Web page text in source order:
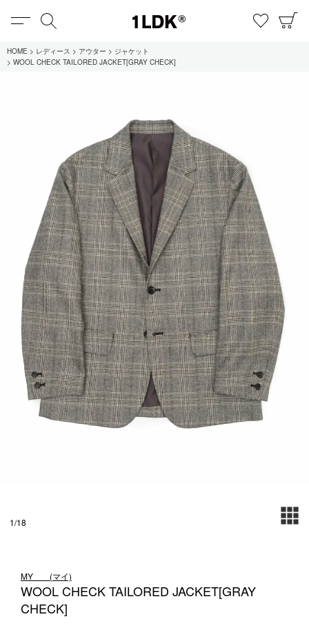
MENU お気に
全てのアイテム
限定
セール
全てのブランド
UNIVERSAL PRODUCTS.
EVCON
MY___
1LDK STAND
SEARCH
HOME レディース アウター
ジャケット
WOOL CHECK TAILORED JACKET[GRAY CHECK]
1/18
MY___ (マイ)
WOOL CHECK TAILORED JACKET[GRAY
CHECK]